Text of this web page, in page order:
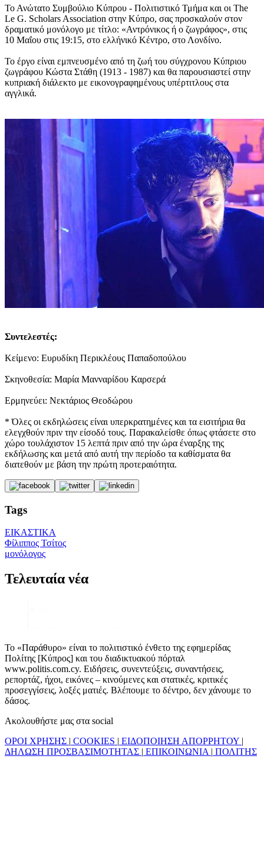
Το Ανώτατο Συμβούλιο Κύπρου - Πολιτιστικό Τμήμα και οι The
Le G. Scholars Association στην Κύπρο, σας προσκαλούν στον
δραματικό μονόλογο με τίτλο: «Αντρόνικος ή ο ζωγράφος», στις
10 Μαΐου στις 19:15, στο ελλήνικό Κέντρο, στο Λονδίνο.
Το έργο είναι εμπνευσμένο από τη ζωή του σύγχρονου Κύπριου
ζωγράφου Κώστα Στάθη (1913 - 1987) και θα παρουσιαστεί στην
κυπριακή διάλεκτο με εικονογραφημένους υπέρτιτλους στα
αγγλικά.
Συντελεστές:
Κείμενο: Ευρυδίκη Περικλέους Παπαδοπούλου
Σκηνοθεσία: Μαρία Μανναρίδου Καρσερά
Ερμηνεύει: Νεκτάριος Θεοδώρου
* Όλες οι εκδηλώσεις είναι υπερκρατημένες και τα εισιτήρια θα
ελεγχθούν πριν την είσοδό τους. Παρακαλείσθε όπως φτάσετε στο
χώρο τουλάχιστον 15 λεπτά πριν από την ώρα έναρξης της
εκδήλωσης και μετά από αυτή την περίοδο τα καθίσματα θα
διατεθούν με βάση την πρώτη προτεραιότητα.
Tags
ΕΙΚΑΣΤΙΚΑ
Φίλιππος Τσίτος
μονόλογος
Τελευταία νέα
Το «Παράθυρο» είναι το πολιτιστικό ένθετο της εφημερίδας
Πολίτης [Κύπρος] και του διαδικτυακού πόρταλ
www.politis.com.cy. Ειδήσεις, συνεντεύξεις, συναντήσεις,
ρεπορτάζ, ήχοι, εικόνες – κινούμενες και στατικές, κριτικές
προσεγγίσεις, λοξές ματιές. Βλέπουμε το δέντρο, δεν χάνουμε το
δάσος.
Ακολουθήστε μας στα social
ΟΡΟΙ ΧΡΗΣΗΣ | COOKIES | ΕΙΔΟΠΟΙΗΣΗ ΑΠΟΡΡΗΤΟΥ |
ΔΗΛΩΣΗ ΠΡΟΣΒΑΣΙΜΟΤΗΤΑΣ | ΕΠΙΚΟΙΝΩΝΙΑ | ΠΟΛΙΤΗΣ